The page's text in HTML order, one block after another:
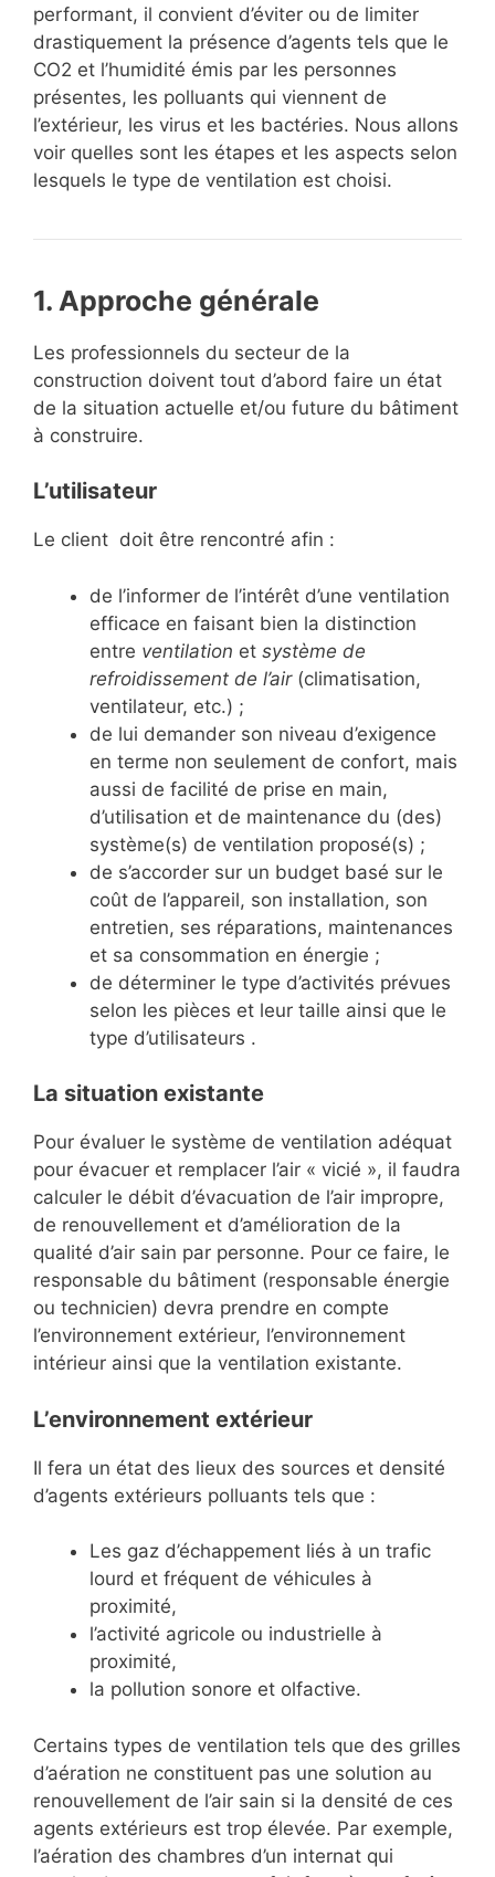
performant, il convient d’éviter ou de limiter
drastiquement la présence d’agents tels que le
CO2 et l’humidité émis par les personnes
présentes, les polluants qui viennent de
l’extérieur, les virus et les bactéries. Nous allons
voir quelles sont les étapes et les aspects selon
lesquels le type de ventilation est choisi.
1. Approche générale
Les professionnels du secteur de la
construction doivent tout d’abord faire un état
de la situation actuelle et/ou future du bâtiment
à construire.
L’utilisateur
Le client doit être rencontré afin :
de l’informer de l’intérêt d’une ventilation
efficace en faisant bien la distinction
entre ventilation et système de
refroidissement de l’air(climatisation,
ventilateur, etc.) ;
de lui demander son niveau d’exigence
en terme non seulement de confort, mais
aussi de facilité de prise en main,
d’utilisation et de maintenance du (des)
système(s) de ventilation proposé(s) ;
de s’accorder sur un budget basé sur le
coût de l’appareil, son installation, son
entretien, ses réparations, maintenances
et sa consommation en énergie ;
de déterminer le type d’activités prévues
selon les pièces et leur taille ainsi que le
type d’utilisateurs .
La situation existante
Pour évaluer le système de ventilation adéquat
pour évacuer et remplacer l’air « vicié », il faudra
calculer le débit d’évacuation de l’air impropre,
de renouvellement et d’amélioration de la
qualité d’air sain par personne. Pour ce faire, le
responsable du bâtiment (responsable énergie
ou technicien) devra prendre en compte
l’environnement extérieur, l’environnement
intérieur ainsi que la ventilation existante.
L’environnement extérieur
Il fera un état des lieux des sources et densité
d’agents extérieurs polluants tels que :
Les gaz d’échappement liés à un trafic
lourd et fréquent de véhicules à
proximité,
l’activité agricole ou industrielle à
proximité,
la pollution sonore et olfactive.
Certains types de ventilation tels que des grilles
d’aération ne constituent pas une solution au
renouvellement de l’air sain si la densité de ces
agents extérieurs est trop élevée. Par exemple,
l’aération des chambres d’un internat qui